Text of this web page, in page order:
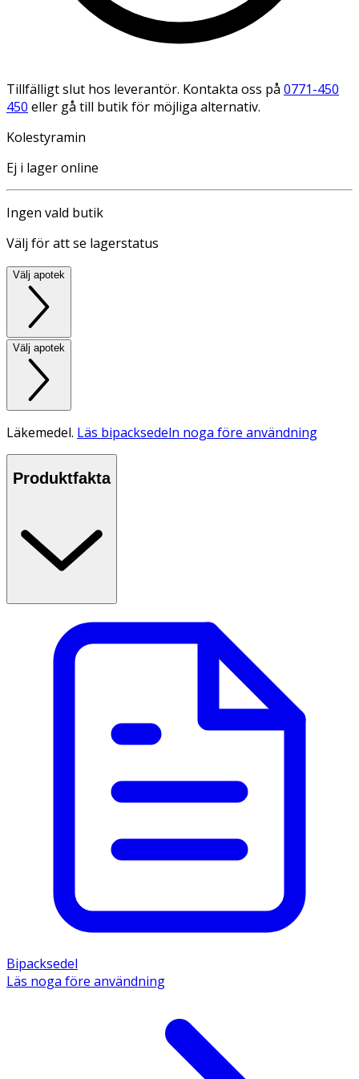
Tillfälligt slut hos leverantör. Kontakta oss på 0771-450
450 eller gå till butik för möjliga alternativ.
Kolestyramin
Ej i lager online
Ingen vald butik
Välj för att se lagerstatus
Välj apotek
Välj apotek
Läkemedel. Läs bipacksedeln noga före användning
Produktfakta
Bipacksedel
Läs noga före användning